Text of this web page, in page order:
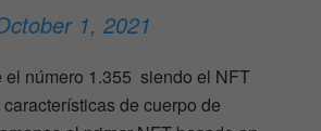
1, 2021
el número 1.355 siendo el NFT
de cuerpo de